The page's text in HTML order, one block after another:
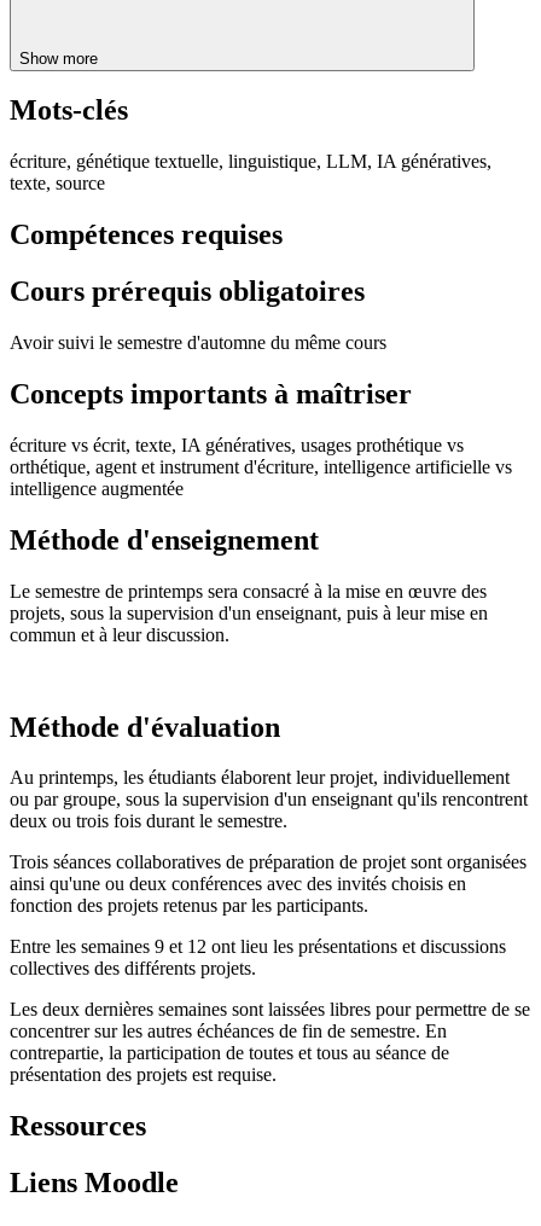
Show more
Mots-clés
écriture, génétique textuelle, linguistique, LLM, IA génératives,
texte, source
Compétences requises
Cours prérequis obligatoires
Avoir suivi le semestre d'automne du même cours
Concepts importants à maîtriser
écriture vs écrit, texte, IA génératives, usages prothétique vs
orthétique, agent et instrument d'écriture, intelligence artificielle vs
intelligence augmentée
Méthode d'enseignement
Le semestre de printemps sera consacré à la mise en œuvre des
projets, sous la supervision d'un enseignant, puis à leur mise en
commun et à leur discussion.
Méthode d'évaluation
Au printemps, les étudiants élaborent leur projet, individuellement
ou par groupe, sous la supervision d'un enseignant qu'ils rencontrent
deux ou trois fois durant le semestre.
Trois séances collaboratives de préparation de projet sont organisées
ainsi qu'une ou deux conférences avec des invités choisis en
fonction des projets retenus par les participants.
Entre les semaines 9 et 12 ont lieu les présentations et discussions
collectives des différents projets.
Les deux dernières semaines sont laissées libres pour permettre de se
concentrer sur les autres échéances de fin de semestre. En
contrepartie, la participation de toutes et tous au séance de
présentation des projets est requise.
Ressources
Liens Moodle